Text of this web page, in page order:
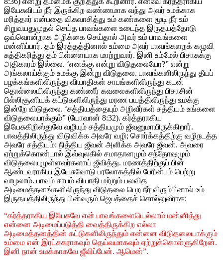
இயேசுவிடம் நீர் இருக்கிற வண்ணமாக வந்து அவர் உமக்காக
மரித்தார் என்பதை விசுவாசித்து உம் கண்களை மூடி நீர் உம்
சிறுவயதுமுதல் செய்த பாவங்களை உடைந்த இருதயத்தோடு
ஒவ்வொன்றாக அறிக்கை செய்தால் அவர் உம் பாவங்களை
மன்னிப்பார். தம் இரத்தத்தினால் உம்மை அவர் பாவங்களறக் கழுவி
சுத்திகரித்து தம் பிள்ளையாக மாற்றுவார். இனி உம்மேல் பிசாசுக்கு
அதிகாரம் இல்லை. ‘எனக்கு என்று விடுதலையோ?” என்று
அங்கலாய்க்கும் உமக்கு இன்று விடுதலை. பாவங்களிலிருந்து தீயப்
பழக்கங்களிலிருந்து வியாதிகள் சாபங்களிலிருந்து கடன்
தொல்லையிலிருந்து கண்ணீர் கவலைகளிலிருந்து பிசாசின்
பில்லிசூனியக் கட்டுகளிலிருந்து மரண பயத்திலிருந்து உமக்கு
இன்றே விடுதலை. ‘சத்தியத்தையும் அறிவீர்கள் சத்தியம் உங்களை
விடுதலையாக்கும்” (யோவான் 8:32). கர்த்தராகிய
இயேசுகிறிஸ்துவே வழியும் சத்தியமும் ஜீவனுமாயிருக்கிறார்.
பாவத்திலிருந்து விடுவிக்க அவரே வழி; சொர்க்கத்திற்கு வழிநடத்த
அவரே சத்தியம்: நித்திய ஜீவன் அளிக்க அவரே ஜீவன். அவரை
ஏற்றுக்கொண்டால் இவ்வுலகில் சமாதானமும் சந்தோஷமும்
விடுதலையுமுள்ளவர்களாய் ஜீவித்து. மரணத்திற்குப் பின்
ஆண்டவராகிய இயேசுவோடு பரலோகத்தில் பேரின்பம் பெற்று
வாழலாம். பாவம் சாபம் வியாதி மற்றும் பலவித
அடிமைத்தனங்களிலிருந்து விடுதலை பெற நீர் விரும்பினால் உம்
இருதயத்திலிருந்து பின்வரும் ஜெபத்தைச் சொல்லுவீராக:
“கர்த்தராகிய இயேசுவே என் பாவங்களையெல்லாம் மன்னித்து
என்னை அடிமைப்படுத்தி வைத்திருக்கிற எல்லா
அடிமைத்தனத்தின் கட்டுகளிலிருந்தும் என்னை விடுதலையாக்கும்
உம்மை என் இரட்சகராகவும் தெய்வமாகவும் ஏற்றுக்கொள்ளுகிறேன்.
இனி நான் உமக்காகவே ஜீவிப்பேன். ஆமென்”.